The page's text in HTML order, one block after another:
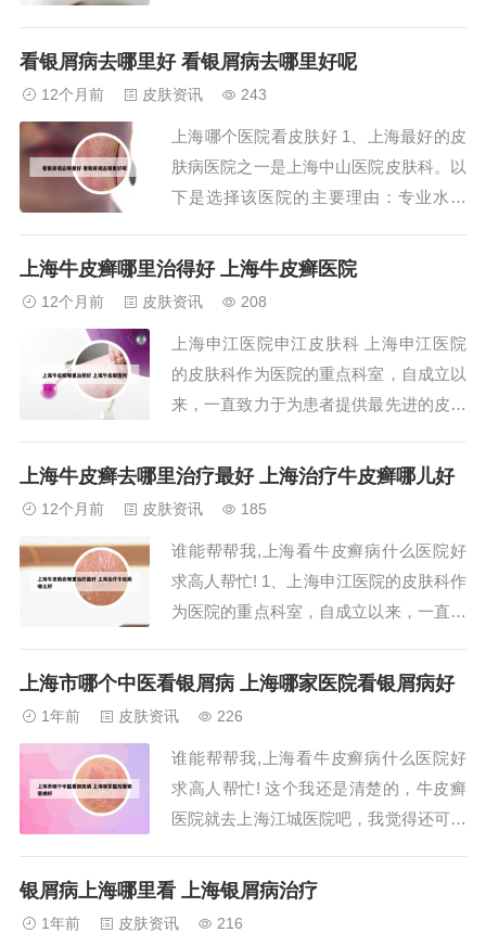
为患者提供高质量的医疗服务。在选择皮
的来说，上海江城医院的皮肤科给我留下
了深刻的印...
看银屑病去哪里好 看银屑病去哪里好呢
12个月前 皮肤资讯 243
上海哪个医院看皮肤好 1、上海最好的皮
肤病医院之一是上海中山医院皮肤科。以
下是选择该医院的主要理由：专业水平
设备和专业的医疗团队，能够为患者提供
适、整洁、安静，有助于患者放松心情，
更好地接受治...
上海牛皮癣哪里治得好 上海牛皮癣医院
12个月前 皮肤资讯 208
上海申江医院申江皮肤科 上海申江医院
的皮肤科作为医院的重点科室，自成立以
来，一直致力于为患者提供最先进的皮肤
难杂症，特别是针对白癜风、银屑病（牛
等顽固性皮肤问题，有着独特的诊疗技
术。我曾经去过...
上海牛皮癣去哪里治疗最好 上海治疗牛皮癣哪儿好
12个月前 皮肤资讯 185
谁能帮帮我,上海看牛皮癣病什么医院好
求高人帮忙! 1、上海申江医院的皮肤科作
为医院的重点科室，自成立以来，一直致
科室专注于各种皮肤疾病的疑难杂症，特
足癣、黄褐斑、疱疹和灰指甲等顽固性皮
肤问题，...
上海市哪个中医看银屑病 上海哪家医院看银屑病好
1年前 皮肤资讯 226
谁能帮帮我,上海看牛皮癣病什么医院好
求高人帮忙! 这个我还是清楚的，牛皮癣
医院就去上海江城医院吧，我觉得还可以
不要苦恼，牛皮癣是一种常见的慢性皮肤
银屑病上海哪里看 上海银屑病治疗
1年前 皮肤资讯 216